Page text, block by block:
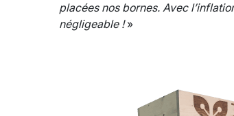
placées nos bornes. Avec
négligeable !»